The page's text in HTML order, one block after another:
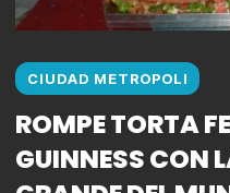
CIUDAD METROPOLI
ROMPE TORTA
GUINNESS CON